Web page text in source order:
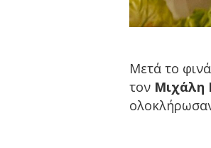
Μετά το
τον Μιχάλη